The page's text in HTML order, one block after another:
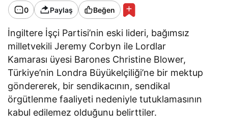
0 Paylaş Beğen
İngiltere İşçi Partisi’nin eski lideri, bağımsız
milletvekili Jeremy Corbyn ile Lordlar
Kamarası üyesi Barones Christine Blower,
Türkiye’nin Londra Büyükelçiliği’ne bir mektup
göndererek, bir sendikacının, sendikal
örgütlenme faaliyeti nedeniyle tutuklamasının
kabul edilemez olduğunu belirttiler.